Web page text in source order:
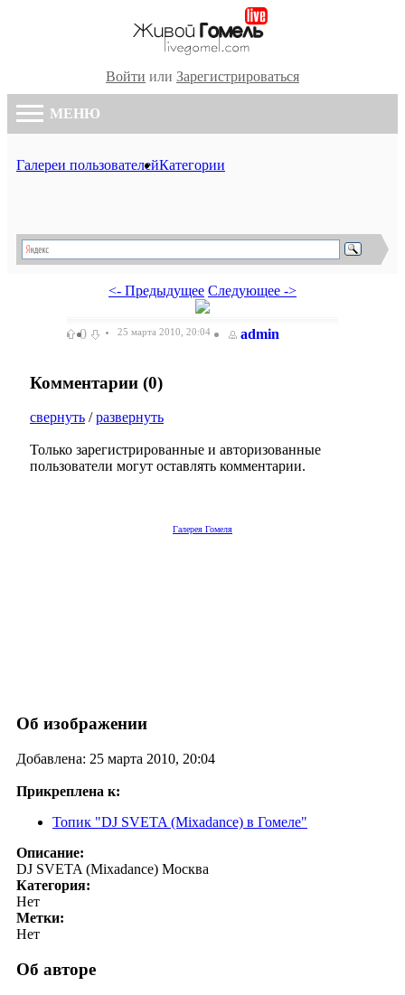
Войти или Зарегистрироваться
МЕНЮ
Галереи пользователейКатегории
<- Предыдущее Следующее ->
0 25 марта 2010, 20:04 admin
Комментарии (0)
свернуть /развернуть
Только зарегистрированные и авторизованные
пользователи могут оставлять комментарии.
Галерея Гомеля
Об изображении
Добавлена: 25 марта 2010, 20:04
Прикреплена к:
Топик "DJ SVETA (Mixadance) в Гомеле"
Описание:
DJ SVETA (Mixadance) Москва
Категория:
Нет
Метки:
Нет
Об авторе